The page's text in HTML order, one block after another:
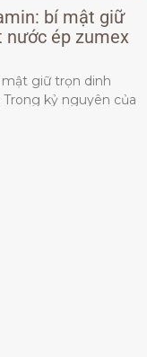
bí mật giữ
ép zumex
giữ trọn dinh
kỷ nguyên của